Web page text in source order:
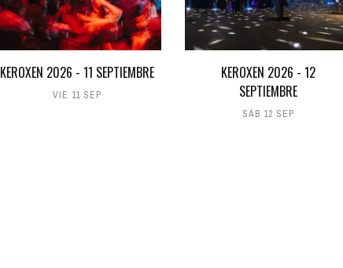
KEROXEN 2026 - 11 SEPTIEMBRE
VIE 11 SEP
KEROXEN 2026 - 12
SEPTIEMBRE
SÁB 12 SEP